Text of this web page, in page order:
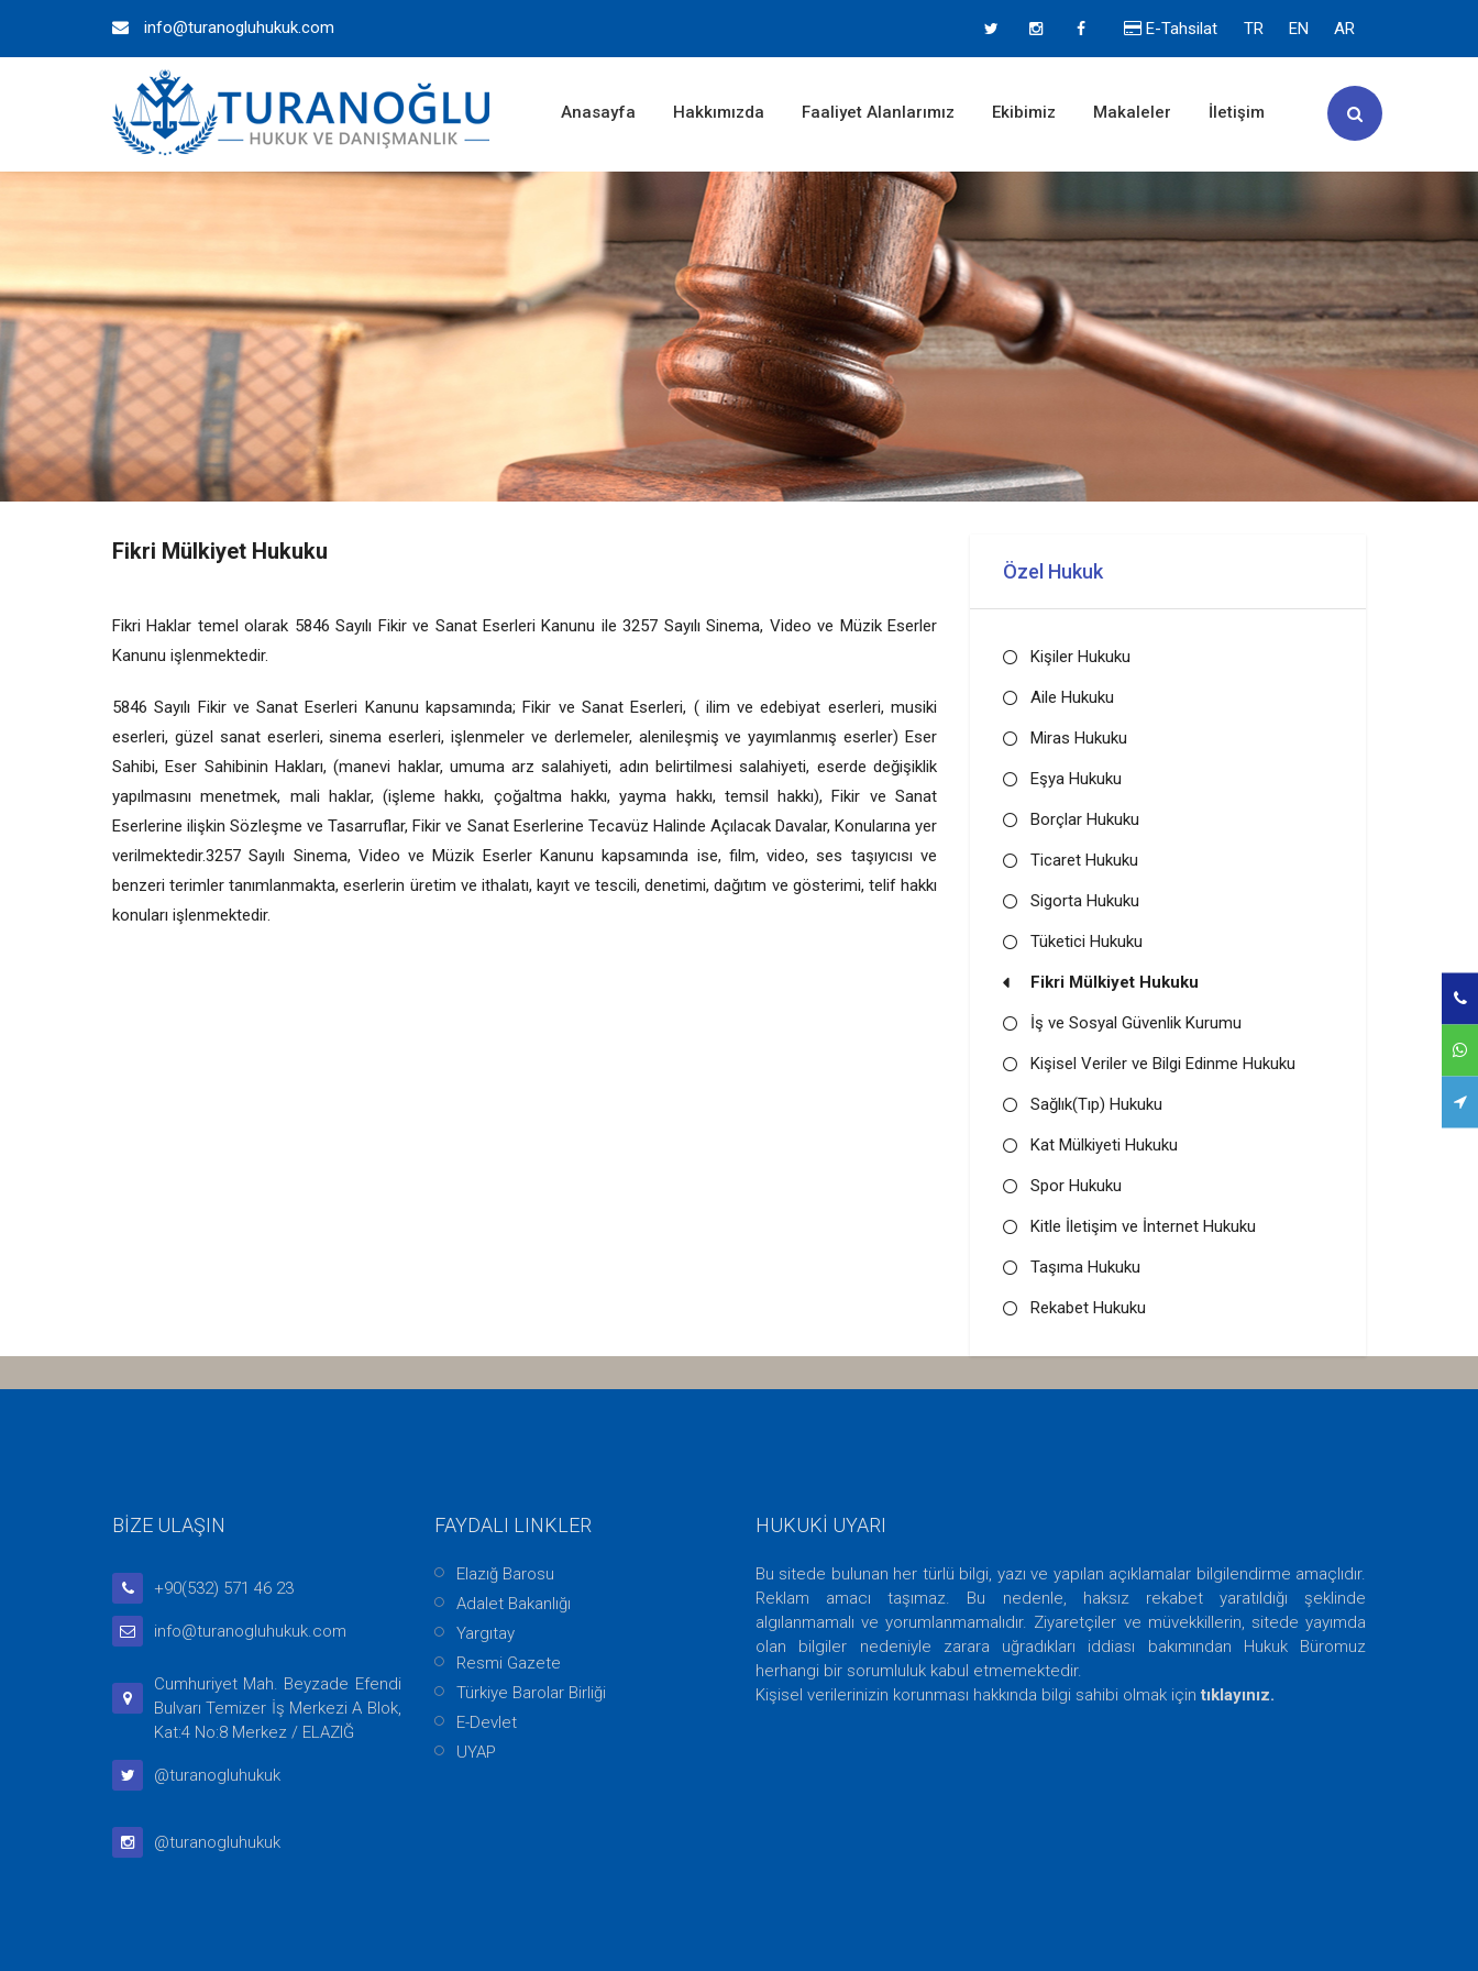
info@turanogluhukuk.com E-Tahsilat TR EN AR
Anasayfa Hakkımızda Faaliyet Alanlarımız Ekibimiz Makaleler İletişim
Fikri Mülkiyet Hukuku
Fikri Haklar temel olarak 5846 Sayılı Fikir ve Sanat Eserleri Kanunu ile 3257 Sayılı Sinema, Video ve Müzik Eserler
Kanunu işlenmektedir.
5846 Sayılı Fikir ve Sanat Eserleri Kanunu kapsamında; Fikir ve Sanat Eserleri, ( ilim ve edebiyat eserleri, musiki
eserleri, güzel sanat eserleri, sinema eserleri, işlenmeler ve derlemeler, alenileşmiş ve yayımlanmış eserler) Eser
Sahibi, Eser Sahibinin Hakları, (manevi haklar, umuma arz salahiyeti, adın belirtilmesi salahiyeti, eserde değişiklik
yapılmasını menetmek, mali haklar, (işleme hakkı, çoğaltma hakkı, yayma hakkı, temsil hakkı), Fikir ve Sanat
Eserlerine ilişkin Sözleşme ve Tasarruflar, Fikir ve Sanat Eserlerine Tecavüz Halinde Açılacak Davalar, Konularına yer
verilmektedir.3257 Sayılı Sinema, Video ve Müzik Eserler Kanunu kapsamında ise, film, video, ses taşıyıcısı ve
benzeri terimler tanımlanmakta, eserlerin üretim ve ithalatı, kayıt ve tescili, denetimi, dağıtım ve gösterimi, telif hakkı
konuları işlenmektedir.
Özel Hukuk
Kişiler Hukuku
Aile Hukuku
Miras Hukuku
Eşya Hukuku
Borçlar Hukuku
Ticaret Hukuku
Sigorta Hukuku
Tüketici Hukuku
Fikri Mülkiyet Hukuku
İş ve Sosyal Güvenlik Kurumu
Kişisel Veriler ve Bilgi Edinme Hukuku
Sağlık(Tıp) Hukuku
Kat Mülkiyeti Hukuku
Spor Hukuku
Kitle İletişim ve İnternet Hukuku
Taşıma Hukuku
Rekabet Hukuku
BİZE ULAŞIN
+90(532) 571 46 23
info@turanogluhukuk.com
Cumhuriyet Mah. Beyzade Efendi
Bulvarı Temizer İş Merkezi A Blok,
Kat:4 No:8 Merkez / ELAZIĞ
@turanogluhukuk
@turanogluhukuk
FAYDALI LINKLER
Elazığ Barosu
Adalet Bakanlığı
Yargıtay
Resmi Gazete
Türkiye Barolar Birliği
E-Devlet
UYAP
HUKUKİ UYARI
Bu sitede bulunan her türlü bilgi, yazı ve yapılan açıklamalar bilgilendirme amaçlıdır.
Reklam amacı taşımaz. Bu nedenle, haksız rekabet yaratıldığı şeklinde
algılanmamalı ve yorumlanmamalıdır. Ziyaretçiler ve müvekkillerin, sitede yayımda
olan bilgiler nedeniyle zarara uğradıkları iddiası bakımından Hukuk Büromuz
herhangi bir sorumluluk kabul etmemektedir.
Kişisel verilerinizin korunması hakkında bilgi sahibi olmak içintıklayınız.